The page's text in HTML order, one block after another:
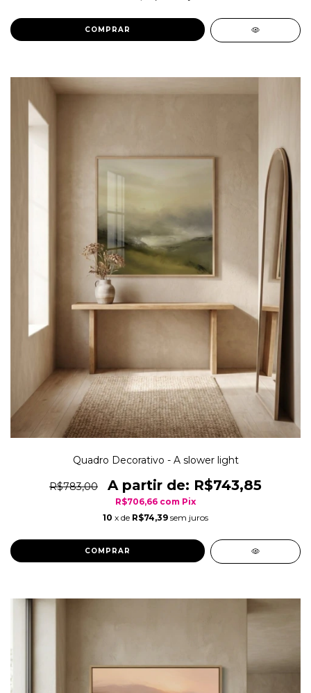
COMPRAR
Quadro Decorativo - A slower light
R$783,00 R$743,85
R$706,66 com Pix
10 x de R$74,39 sem juros
COMPRAR